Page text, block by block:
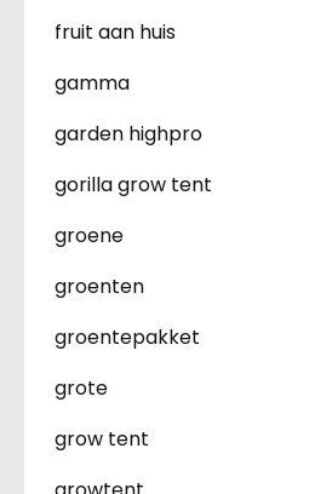
fruit aan huis
gamma
garden highpro
gorilla grow tent
groene
groenten
groentepakket
grote
grow tent